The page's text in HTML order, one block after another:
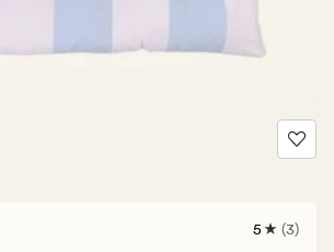
3
5 (3)